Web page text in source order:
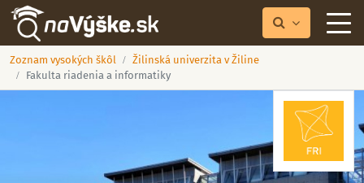
Zoznam vysokých škôl
Žilinská univerzita v Žiline
Fakulta riadenia a informatiky